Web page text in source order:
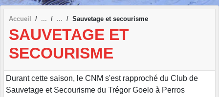
Accueil Sauvetage et secourisme
SAUVETAGE ET
SECOURISME
Durant cette saison, le CNM s'est rapproché du Club de
Sauvetage et Secourisme du Trégor Goelo à Perros